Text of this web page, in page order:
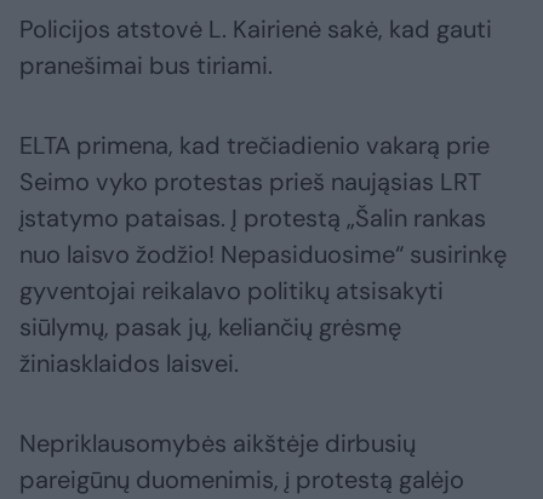
Policijos atstovė L. Kairienė sakė, kad gauti
pranešimai bus tiriami.
ELTA primena, kad trečiadienio vakarą prie
Seimo vyko protestas prieš naująsias LRT
įstatymo pataisas. Į protestą „Šalin rankas
nuo laisvo žodžio! Nepasiduosime“ susirinkę
gyventojai reikalavo politikų atsisakyti
siūlymų, pasak jų, keliančių grėsmę
žiniasklaidos laisvei.
Nepriklausomybės aikštėje dirbusių
pareigūnų duomenimis, į protestą galėjo